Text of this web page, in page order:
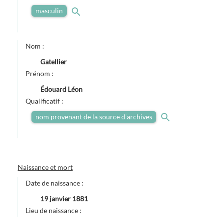
masculin
Nom :
Gatellier
Prénom :
Édouard Léon
Qualificatif :
nom provenant de la source d'archives
Naissance et mort
Date de naissance :
19 janvier 1881
Lieu de naissance :